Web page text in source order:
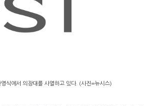
식에서 의장대를 사열하고 있다. (사진=뉴시스)